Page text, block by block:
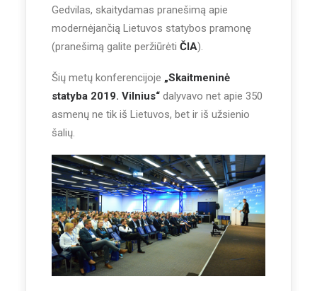
Gedvilas, skaitydamas pranešimą apie
modernėjančią Lietuvos statybos pramonę
(pranešimą galite peržiūrėti ČIA).
Šių metų konferencijoje „Skaitmeninė
statyba 2019. Vilnius“ dalyvavo net apie 350
asmenų ne tik iš Lietuvos, bet ir iš užsienio
šalių.